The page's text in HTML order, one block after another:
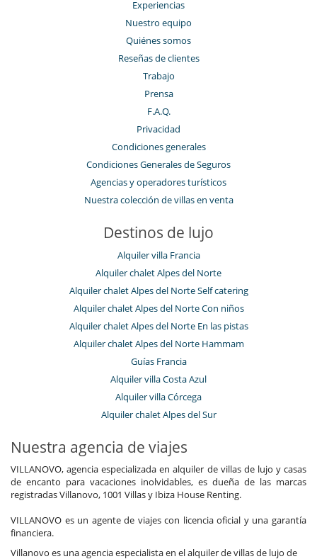
Experiencias
Nuestro equipo
Quiénes somos
Reseñas de clientes
Trabajo
Prensa
F.A.Q.
Privacidad
Condiciones generales
Condiciones Generales de Seguros
Agencias y operadores turísticos
Nuestra colección de villas en venta
Destinos de lujo
Alquiler villa Francia
Alquiler chalet Alpes del Norte
Alquiler chalet Alpes del Norte Self catering
Alquiler chalet Alpes del Norte Con niños
Alquiler chalet Alpes del Norte En las pistas
Alquiler chalet Alpes del Norte Hammam
Guías Francia
Alquiler villa Costa Azul
Alquiler villa Córcega
Alquiler chalet Alpes del Sur
Nuestra agencia de viajes
VILLANOVO, agencia especializada en alquiler de villas de lujo y casas
de encanto para vacaciones inolvidables, es dueña de las marcas
registradas Villanovo, 1001 Villas y Ibiza House Renting.
VILLANOVO es un agente de viajes con licencia oficial y una garantía
financiera.
Villanovo es una agencia especialista en el alquiler de villas de lujo de